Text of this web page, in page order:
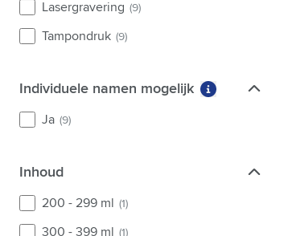
Lasergravering (9)
Tampondruk (9)
Individuele namen mogelijk
Individuele namen mogelijk
Meer
Ja (9)
Inhoud
Inhoud
200 - 299 ml (1)
300 - 399 ml (1)